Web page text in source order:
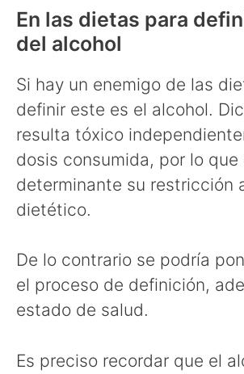
En las dietas para
del alcohol
Si hay un enemigo de las
definir este es el alcohol.
resulta tóxico
dosis consumida, por lo que
determinante su restricción
dietético.
De lo contrario se podría
el proceso de definición,
estado de salud.
Es preciso recordar que el